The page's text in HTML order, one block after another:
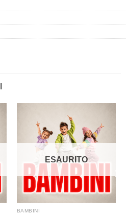
ESAURITO
BAMBINI